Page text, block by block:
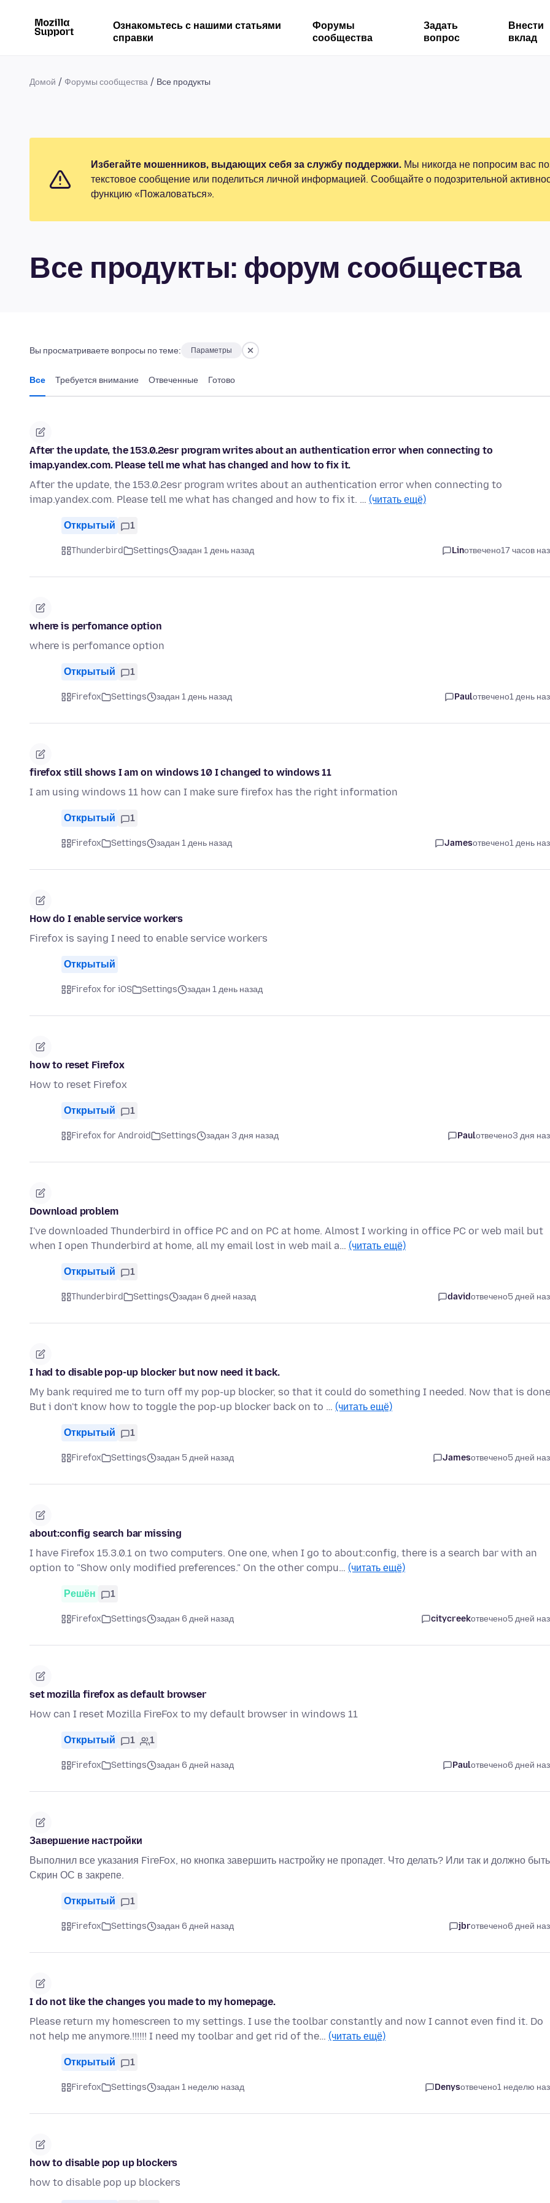
Ознакомьтесь с нашими статьями
справки
Форумы
сообщества
Задать
вопрос
Внести
вклад
Домой Форумы сообщества Все продукты
Избегайте мошенников, выдающих себя за службу поддержки. Мы никогда не попросим вас
текстовое сообщение или поделиться личной информацией. Сообщайте о подозрительной
функцию «Пожаловаться».
Все продукты: форум сообщества
Вы просматриваете вопросы по теме: Параметры
Все Требуется внимание Отвеченные Готово
After the update, the 153.0.2esr program writes about an authentication error when connecting to
imap.yandex.com. Please tell me what has changed and how to fix it.
After the update, the 153.0.2esr program writes about an authentication error when connecting to
imap.yandex.com. Please tell me what has changed and how to fix it. … (читать ещё)
Открытый 1
Thunderbird Settings задан 1 день назад Linотвечено17 часов
where is perfomance option
where is perfomance option
Открытый 1
Firefox Settings задан 1 день назад Paulотвечено1 день
firefox still shows I am on windows 10 I changed to windows 11
I am using windows 11 how can I make sure firefox has the right information
Открытый 1
Firefox Settings задан 1 день назад Jamesотвечено1 день
How do I enable service workers
Firefox is saying I need to enable service workers
Открытый
Firefox for iOS Settings задан 1 день назад
how to reset Firefox
How to reset Firefox
Открытый 1
Firefox for Android Settings задан 3 дня назад Paulотвечено3 дня
Download problem
I've downloaded Thunderbird in office PC and on PC at home. Almost I working in office PC or web mail but
when I open Thunderbird at home, all my email lost in web mail a… (читать ещё)
Открытый 1
Thunderbird Settings задан 6 дней назад davidотвечено5 дней
I had to disable pop-up blocker but now need it back.
My bank required me to turn off my pop-up blocker, so that it could do something I needed. Now that is
But i don't know how to toggle the pop-up blocker back on to … (читать ещё)
Открытый 1
Firefox Settings задан 5 дней назад Jamesотвечено5 дней
about:config search bar missing
I have Firefox 15.3.0.1 on two computers. One one, when I go to about:config, there is a search bar with an
option to "Show only modified preferences." On the other compu… (читать ещё)
Решён 1
Firefox Settings задан 6 дней назад citycreekотвечено5 дней
set mozilla firefox as default browser
How can I reset Mozilla FireFox to my default browser in windows 11
Открытый 1 1
Firefox Settings задан 6 дней назад Paulотвечено6 дней
Завершение настройки
Выполнил все указания FireFox, но кнопка завершить настройку не пропадет. Что делать? Или так и должно
Скрин ОС в закрепе.
Открытый 1
Firefox Settings задан 6 дней назад jbrотвечено6 дней
I do not like the changes you made to my homepage.
Please return my homescreen to my settings. I use the toolbar constantly and now I cannot even find it. Do
not help me anymore.!!!!!! I need my toolbar and get rid of the… (читать ещё)
Открытый 1
Firefox Settings задан 1 неделю назад Denysотвечено1 неделю
how to disable pop up blockers
how to disable pop up blockers